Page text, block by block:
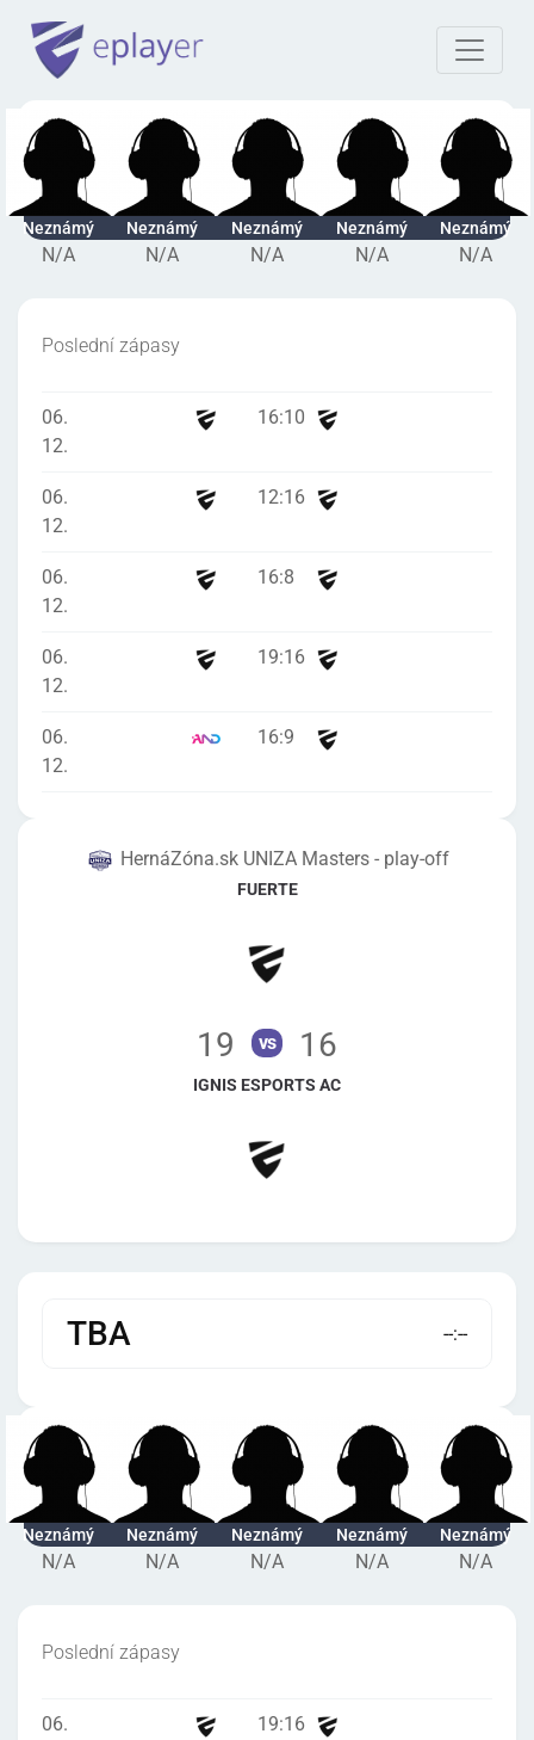
Neznámý
N/A
Neznámý
N/A
Neznámý
N/A
Neznámý
N/A
Neznámý
N/A
Poslední zápasy
06.
12.
16:10
06.
12.
12:16
06.
12.
16:8
06.
12.
19:16
06.
12.
16:9
HernáZóna.sk UNIZA Masters - play-off
FUERTE
19 vs 16
IGNIS ESPORTS AC
TBA --:--
Neznámý
N/A
Neznámý
N/A
Neznámý
N/A
Neznámý
N/A
Neznámý
N/A
Poslední zápasy
06.
19:16